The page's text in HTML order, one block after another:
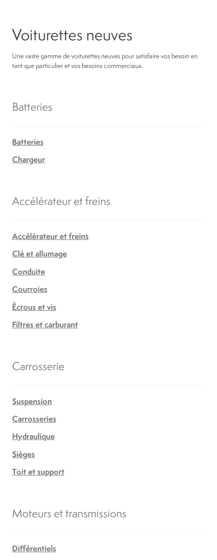
Voiturettes neuves
Une vaste gamme de voiturettes neuves pour satisfaire vos besoin en
tant que particulier et vos besoins commerciaux.
Batteries
Batteries
Chargeur
Accélérateur et freins
Accélérateur et freins
Clé et allumage
Conduite
Courroies
Écrous et vis
Filtres et carburant
Carrosserie
Suspension
Carrosseries
Hydraulique
Sièges
Toit et support
Moteurs et transmissions
Différentiels